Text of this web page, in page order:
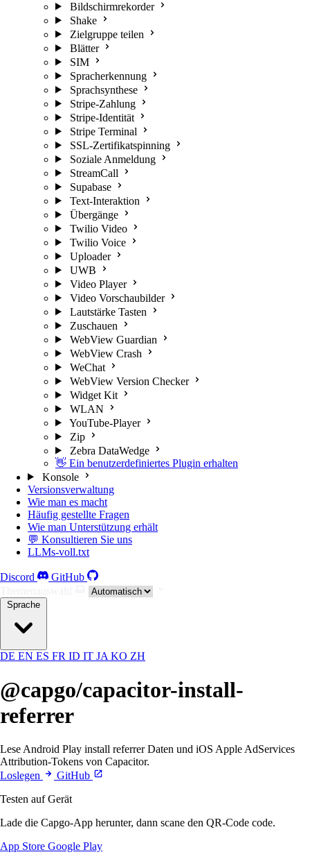
Bildschirmrekorder
Shake
Zielgruppe teilen
Blätter
SIM
Spracherkennung
Sprachsynthese
Stripe-Zahlung
Stripe-Identität
Stripe Terminal
SSL-Zertifikatspinning
Soziale Anmeldung
StreamCall
Supabase
Text-Interaktion
Übergänge
Twilio Video
Twilio Voice
Uploader
UWB
Video Player
Video Vorschaubilder
Lautstärke Tasten
Zuschauen
WebView Guardian
WebView Crash
WeChat
WebView Version Checker
Widget Kit
WLAN
YouTube-Player
Zip
Zebra DataWedge
👋 Ein benutzerdefiniertes Plugin erhalten
Konsole
Versionsverwaltung
Wie man es macht
Häufig gestellte Fragen
Wie man Unterstützung erhält
💬 Konsultieren Sie uns
LLMs-voll.txt
Discord
GitHub
Sprache
DE EN ES FR ID IT JA KO ZH
@capgo/capacitor-install-
referrer
Lese Android Play install referrer Daten und iOS Apple AdServices
Attribution-Tokens von Capacitor.
Loslegen
GitHub
Testen auf Gerät
Lade die Capgo-App herunter, dann scane den QR-Code code.
App Store Google Play